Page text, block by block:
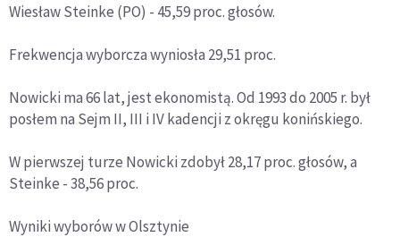
Wiesław Steinke (PO) - 45,59 proc. głosów.
Frekwencja wyborcza wyniosła 29,51 proc.
Nowicki ma 66 lat, jest ekonomistą. Od 1993 do 2005 r. był
posłem na Sejm II, III i IV kadencji z okręgu konińskiego.
W pierwszej turze Nowicki zdobył 28,17 proc. głosów, a
Steinke - 38,56 proc.
Wyniki wyborów w Olsztynie